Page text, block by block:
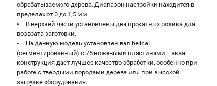
обрабатываемого дерева. Диапазон настройки находится в
пределах от 0 до 1,5 мм.
В верхней части установлены два прокатных ролика для
возврата заготовки.
На данную модель установлен вал helical
(сегментированный) с 75 ножевыми пластинами. Такая
конструкция дает лучшее качество обработки, особенно при
работе с твердыми породами дерева или при высокой
загрузке оборудования.